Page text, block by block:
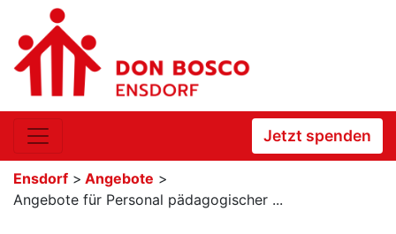
Jetzt spenden
Ensdorf > Angebote >
Angebote für Personal pädagogischer ...